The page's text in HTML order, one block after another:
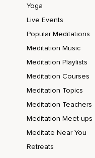
Dass die manchen
Macht mich mega,
Mega froh und ich wollte
Es macht mich mega
Ja und diese Folge,
In der möchte ich über
Yoga
Live Events
Popular Meditations
Meditation Music
Meditation Playlists
Meditation Courses
Meditation Topics
Meditation Teachers
Meditation Meet-ups
Meditate Near You
Retreats